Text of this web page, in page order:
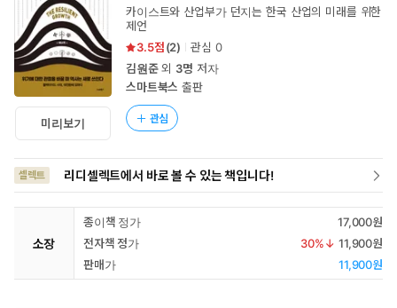
미리보기
카이스트와 산업부가 던지는 한국 산업의 미래를 위한
제언
3.5
(2) 관심 0
김원준외 3명 저자
스마트북스 출판
관심
셀렉트 리디셀렉트에서 바로 볼 수 있는 책입니다!
소장
종이책 정가
17,000원
전자책 정가
30%↓ 11,900원
판매가
11,900원